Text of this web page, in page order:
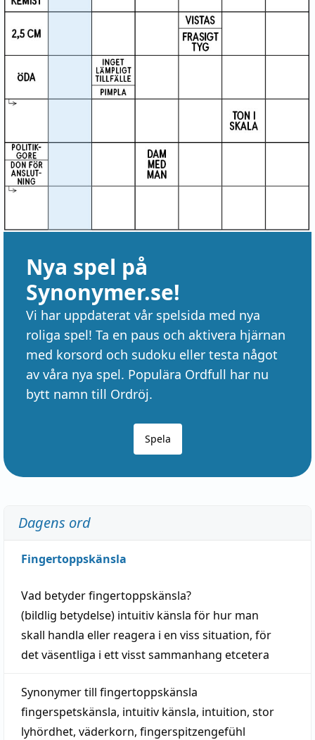
Nya spel på
Synonymer.se!
Vi har uppdaterat vår spelsida med nya
roliga spel! Ta en paus och aktivera hjärnan
med korsord och sudoku eller testa något
av våra nya spel. Populära Ordfull har nu
bytt namn till Ordröj.
Spela
Dagens ord
Fingertoppskänsla
Vad betyderfingertoppskänsla?
(bildlig betydelse) intuitiv känsla för hur man
skall handla eller reagera i en viss situation, för
det väsentliga i ett visstsammanhang etcetera
Synonymer till fingertoppskänsla
fingerspetskänsla, intuitiv känsla, intuition, stor
lyhördhet, väderkorn, fingerspitzengefühl